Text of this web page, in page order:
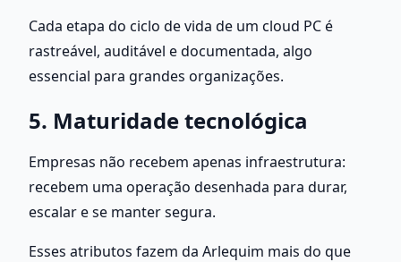
Cada etapa do ciclo de vida de um cloud PC é
rastreável, auditável e documentada, algo
essencial para grandes organizações.
5. Maturidade tecnológica
Empresas não recebem apenas infraestrutura:
recebem uma operação desenhada para durar,
escalar e se manter segura.
Esses atributos fazem da Arlequim mais do que